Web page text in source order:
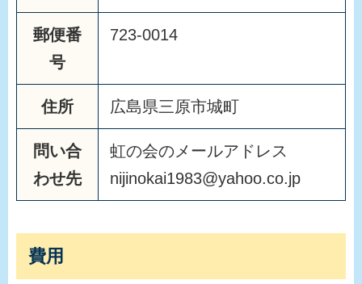
郵便番
号
723-0014
住所 広島県三原市城町
問い合
わせ先
虹の会のメールアドレス
nijinokai1983@yahoo.co.jp
費用